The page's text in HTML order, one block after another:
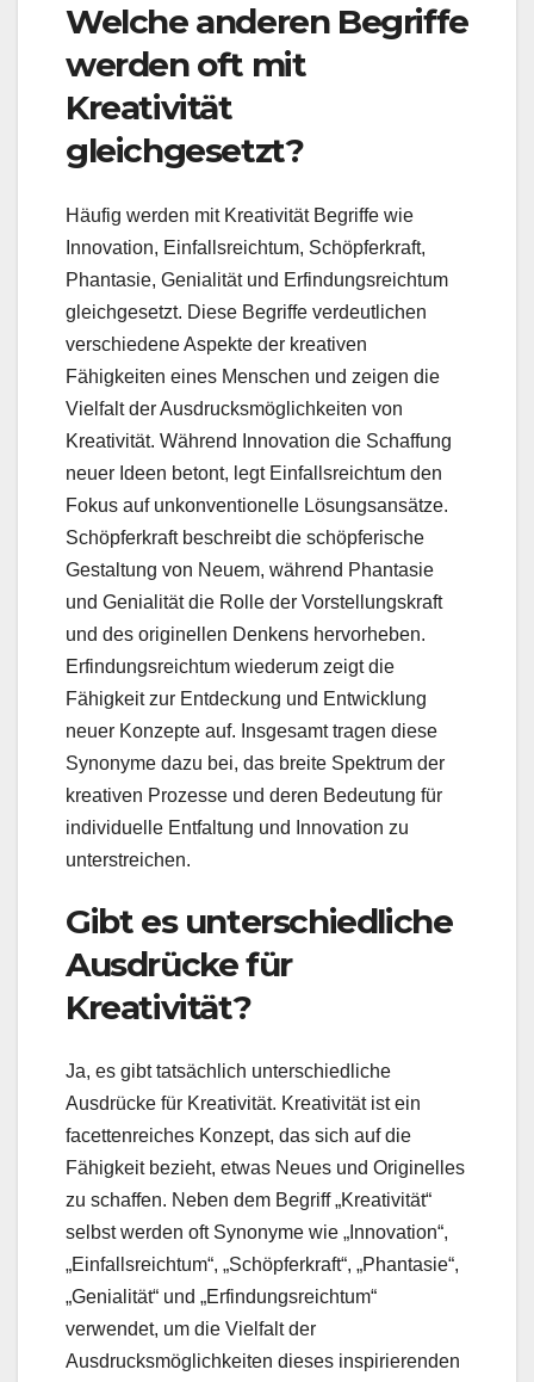
Welche anderen Begriffe
werden oft mit
Kreativität
gleichgesetzt?
Häufig werden mit Kreativität Begriffe wie
Innovation, Einfallsreichtum, Schöpferkraft,
Phantasie, Genialität und Erfindungsreichtum
gleichgesetzt. Diese Begriffe verdeutlichen
verschiedene Aspekte der kreativen
Fähigkeiten eines Menschen und zeigen die
Vielfalt der Ausdrucksmöglichkeiten von
Kreativität. Während Innovation die Schaffung
neuer Ideen betont, legt Einfallsreichtum den
Fokus auf unkonventionelle Lösungsansätze.
Schöpferkraft beschreibt die schöpferische
Gestaltung von Neuem, während Phantasie
und Genialität die Rolle der Vorstellungskraft
und des originellen Denkens hervorheben.
Erfindungsreichtum wiederum zeigt die
Fähigkeit zur Entdeckung und Entwicklung
neuer Konzepte auf. Insgesamt tragen diese
Synonyme dazu bei, das breite Spektrum der
kreativen Prozesse und deren Bedeutung für
individuelle Entfaltung und Innovation zu
unterstreichen.
Gibt es unterschiedliche
Ausdrücke für
Kreativität?
Ja, es gibt tatsächlich unterschiedliche
Ausdrücke für Kreativität. Kreativität ist ein
facettenreiches Konzept, das sich auf die
Fähigkeit bezieht, etwas Neues und Originelles
zu schaffen. Neben dem Begriff „Kreativität“
selbst werden oft Synonyme wie „Innovation“,
„Einfallsreichtum“, „Schöpferkraft“, „Phantasie“,
„Genialität“ und „Erfindungsreichtum“
verwendet, um die Vielfalt der
Ausdrucksmöglichkeiten dieses inspirierenden